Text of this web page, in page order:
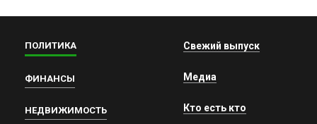
ПОЛИТИКА
ФИНАНСЫ
НЕДВИЖИМОСТЬ
Свежий выпуск
Медиа
Кто есть кто